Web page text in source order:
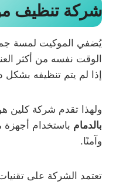
شركة تنظيف
يُضفي الموكيت لمسة
الوقت نفسه من أكثر
إذا لم يتم تنظيفه بشكل
ولهذا تقدم شركة كلين
بالدمام باستخدام
وآمنًا.
تعتمد الشركة على تقنيات